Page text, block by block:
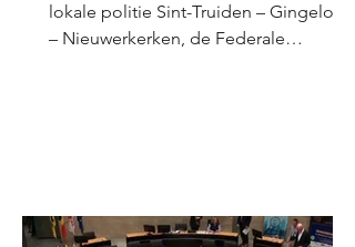
lokale politie Sint-Truiden – Gingelom
– Nieuwerkerken, de Federale
illegale drugslabo’s kan herkennen en